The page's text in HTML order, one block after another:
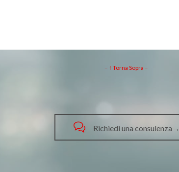
– ↑ Torna Sopra –
 Richiedi una consulenza→